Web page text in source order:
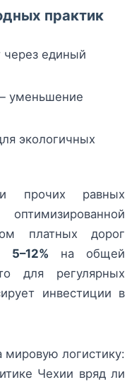
практик
через единый
уменьшение
экологичных
прочих равных
платных дорог
5–12% на общей
для регулярных
инвестиции в
мировую логистику:
Чехии вряд ли